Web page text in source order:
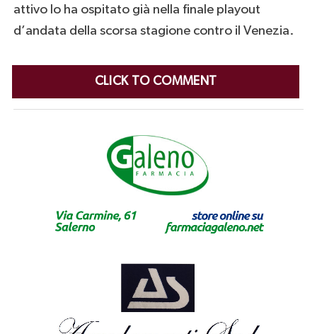
attivo lo ha ospitato già nella finale playout
d’andata della scorsa stagione contro il Venezia.
CLICK TO COMMENT